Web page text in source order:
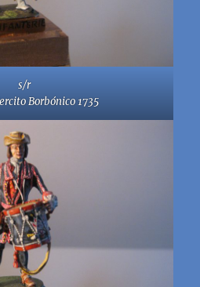
s/r
Borbónico 1735